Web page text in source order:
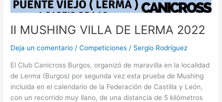
II MUSHING VILLA DE LERMA 2022
Deja un comentario /Competiciones / Sergio Rodríguez
El Club Canicross Burgos, organizó de maravilla en la localidad
de Lerma (Burgos) por segunda vez esta prueba de Mushing
incluida en el calendario de la Federación de Castilla y León,
con un recorrido muy llano, de una distancia de 5 kilómetros